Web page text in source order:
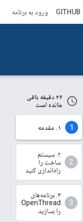
GITHUB ورود به برنامه
۲۶ دقیقه باقی
مانده است
۱. مقدمه
۲. سیستم
ساخت را
راه‌اندازی کنید
۳. برنامه‌های
OpenThread
را بسازید